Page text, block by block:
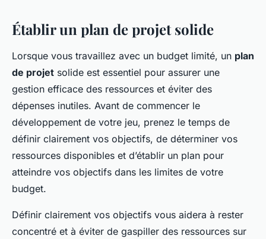
Établir un plan de projet solide
Lorsque vous travaillez avec un budget limité, un plan
de projet solide est essentiel pour assurer une
gestion efficace des ressources et éviter des
dépenses inutiles. Avant de commencer le
développement de votre jeu, prenez le temps de
définir clairement vos objectifs, de déterminer vos
ressources disponibles et d’établir un plan pour
atteindre vos objectifs dans les limites de votre
budget.
Définir clairement vos objectifs vous aidera à rester
concentré et à éviter de gaspiller des ressources sur